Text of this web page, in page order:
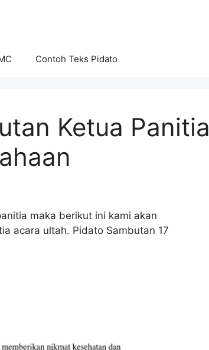
Contoh Teks Pidato
Ketua Panitia
maka berikut ini kami akan
acara ultah. Pidato Sambutan 17